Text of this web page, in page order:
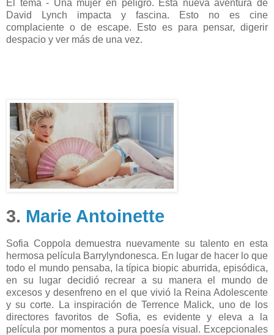
El tema - Una mujer en peligro. Esta nueva aventura de
David Lynch impacta y fascina. Esto no es cine
complaciente o de escape. Esto es para pensar, digerir
despacio y ver más de una vez.
3. Marie Antoinette
Sofia Coppola demuestra nuevamente su talento en esta
hermosa película Barrylyndonesca. En lugar de hacer lo que
todo el mundo pensaba, la típica biopic aburrida, episódica,
en su lugar decidió recrear a su manera el mundo de
excesos y desenfreno en el que vivió la Reina Adolescente
y su corte. La inspiración de Terrence Malick, uno de los
directores favoritos de Sofia, es evidente y eleva a la
película por momentos a pura poesía visual. Excepcionales